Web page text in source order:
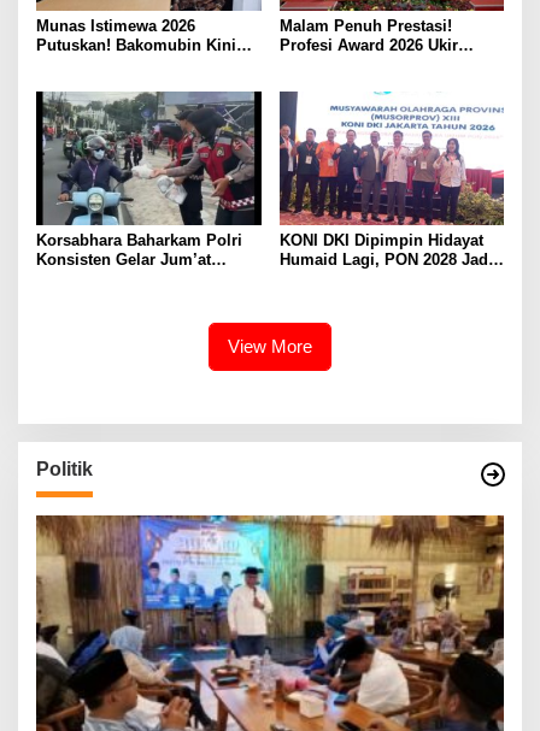
Munas Istimewa 2026
Putuskan! Bakomubin Kini
Malam Penuh Prestasi!
Profesi Award 2026 Ukir
Korsabhara Baharkam Polri
Konsisten Gelar Jum’at
KONI DKI Dipimpin Hidayat
Humaid Lagi, PON 2028 Jadi
View More
Politik